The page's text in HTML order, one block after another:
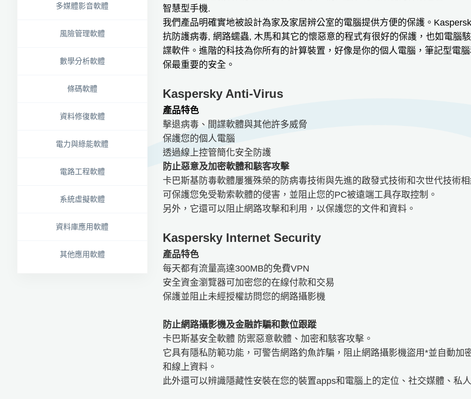
多媒體影音軟體
風險管理軟體
數學分析軟體
條碼軟體
資料修復軟體
電力與綠能軟體
電路工程軟體
系統虛擬軟體
資料庫應用軟體
其他應用軟體
智慧型手機.
我們產品明確實地被設計為家及家居辨公室的電腦提供方便的保護。
抗防護病毒, 網路蠕蟲, 木馬和其它的懷惡意的程式有很好的保護，也如電腦
諜軟件。進階的科技為你所有的計算裝置，好像是你的個人電腦，筆記型電
保最重要的安全。
Kaspersky Anti-Virus
產品特色
擊退病毒、間諜軟體與其他許多威脅
保護您的個人電腦
透過線上控管簡化安全防護
防止惡意及加密軟體和駭客攻擊
卡巴斯基防毒軟體屢獲殊榮的防病毒技術與先進的啟發式技術和次世代技術相
可保護您免受勒索軟體的侵害，並阻止您的PC被遠端工具存取控制。
另外，它還可以阻止網路攻擊和利用，以保護您的文件和資料。
Kaspersky Internet Security
產品特色
每天都有流量高達300MB的免費VPN
安全資金瀏覽器可加密您的在線付款和交易
保護並阻止未經授權訪問您的網路攝影機
防止網路攝影機及金融詐騙和數位跟蹤
卡巴斯基安全軟體 防禦惡意軟體、加密和駭客攻擊。
它具有隱私防範功能，可警告網路釣魚詐騙，阻止網路攝影機盜用*並自動加
和線上資料。
此外還可以辨識隱藏性安裝在您的裝置apps和電腦上的定位、社交媒體、私人